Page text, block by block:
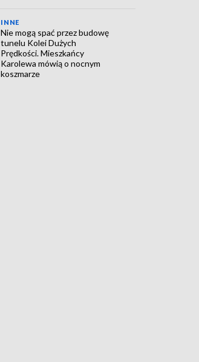
INNE
Nie mogą spać przez budowę
tunelu Kolei Dużych
Prędkości. Mieszkańcy
Karolewa mówią o nocnym
koszmarze